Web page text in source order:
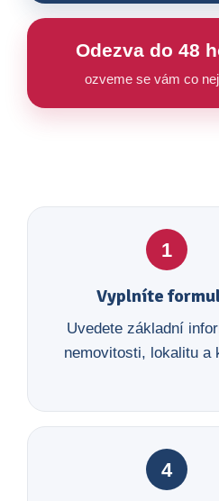
Odezva do 48
ozveme se vám co
1
Vyplníte
Uvedete základní
nemovitosti, lokalitu a
4